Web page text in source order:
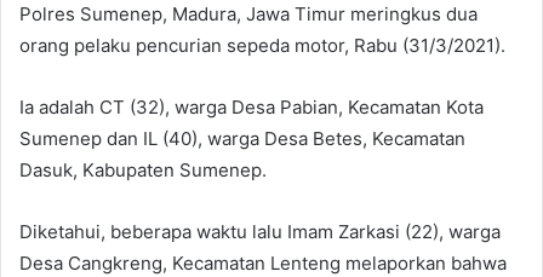
Polres Sumenep, Madura, Jawa Timur meringkus dua
orang pelaku pencurian sepeda motor, Rabu (31/3/2021).
Ia adalah CT (32), warga Desa Pabian, Kecamatan Kota
Sumenep dan IL (40), warga Desa Betes, Kecamatan
Dasuk, Kabupaten Sumenep.
Diketahui, beberapa waktu lalu Imam Zarkasi (22), warga
Desa Cangkreng, Kecamatan Lenteng melaporkan bahwa